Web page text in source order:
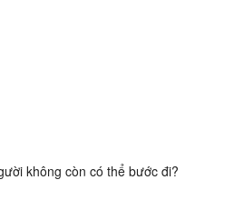
không còn có thể bước đi?